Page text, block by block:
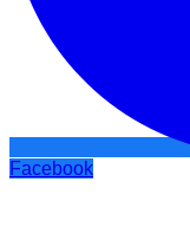
Facebook